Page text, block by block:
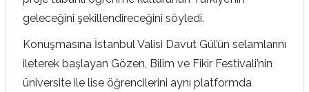
geleceğini şekillendireceğini söyledi.
Konuşmasına İstanbul Valisi Davut Gül’ün selamlarını
ileterek başlayan Gözen, Bilim ve Fikir Festivali’nin
üniversite ile lise öğrencilerini aynı platformda